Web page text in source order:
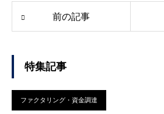
前の記事
特集記事
ファクタリング・資金調達